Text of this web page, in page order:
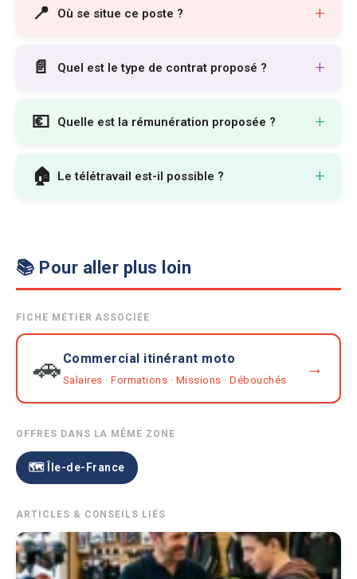
📍 Où se situe ce poste ? +
📄 Quel est le type de contrat proposé ? +
💶 Quelle est la rémunération proposée ? +
🏠 Le télétravail est-il possible ? +
📚 Pour aller plus loin
FICHE MÉTIER ASSOCIÉE
🚗 Commercial itinérant moto
Salaires · Formations · Missions · Débouchés
→
OFFRES DANS LA MÊME ZONE
🗺️ Île-de-France
ARTICLES & CONSEILS LIÉS